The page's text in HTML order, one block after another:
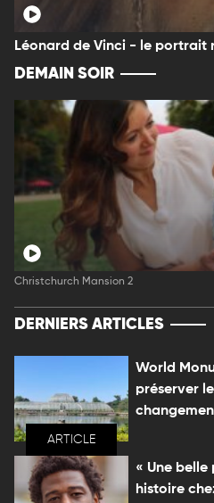
Léonard de Vinci - le portrait
DEMAIN SOIR
Christchurch Mansion 2
DERNIERS ARTICLES
ARTICLE
World
préserver
« Une
histoire